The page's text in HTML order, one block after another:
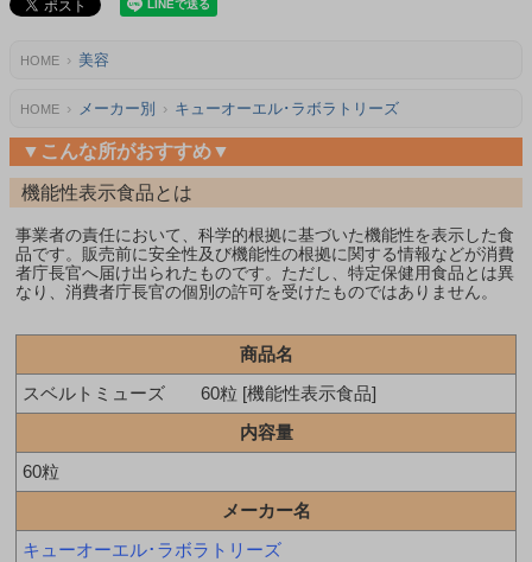
HOME 美容
HOME メーカー別 キューオーエル･ラボラトリーズ
▼こんな所がおすすめ▼
機能性表示食品とは
事業者の責任において、科学的根拠に基づいた機能性を表示した食
品です。販売前に安全性及び機能性の根拠に関する情報などが消費
者庁長官へ届け出られたものです。ただし、特定保健用食品とは異
なり、消費者庁長官の個別の許可を受けたものではありません。
商品名
スベルトミューズ 60粒 [機能性表示食品]
内容量
60粒
メーカー名
キューオーエル･ラボラトリーズ